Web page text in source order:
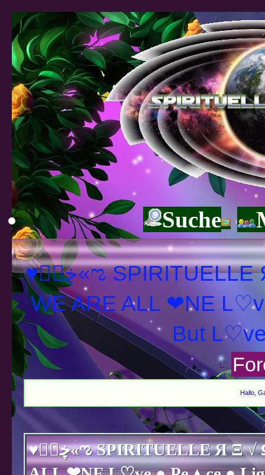
Suche
♥ڿڰۣ«ಌ SPIRITUELLE Я Ξ √ Ω L U T ↑ ☼ N - Forum -
WE ARE ALL ❤NE
Hallo,
♥ڿڰۣ«ಌ SPIRITUELLE Я Ξ √ Ω L U T ↑ ☼ N - Forum - WE ARE